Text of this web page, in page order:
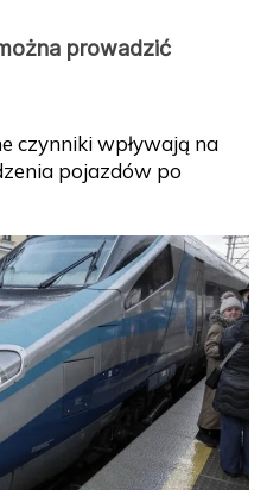
prowadzić
czynniki wpływają na
pojazdów po